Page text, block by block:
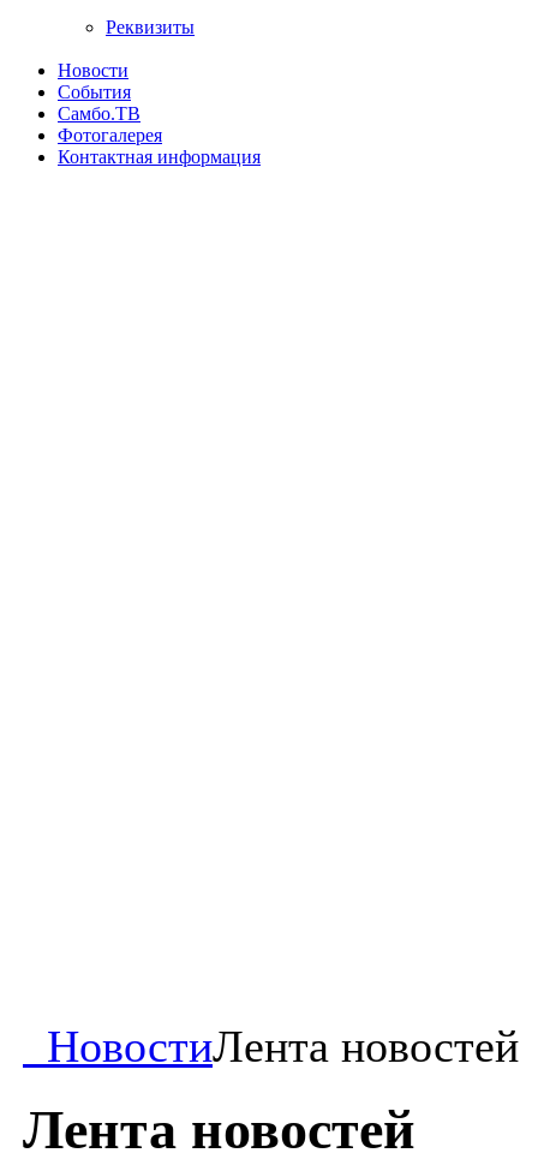
Реквизиты
Новости
События
Самбо.ТВ
Фотогалерея
Контактная информация
НовостиЛента новостей
Лента новостей